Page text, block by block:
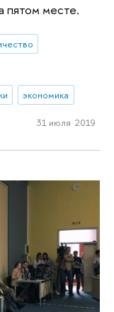
пятом месте.
экономика
31 июля 2019